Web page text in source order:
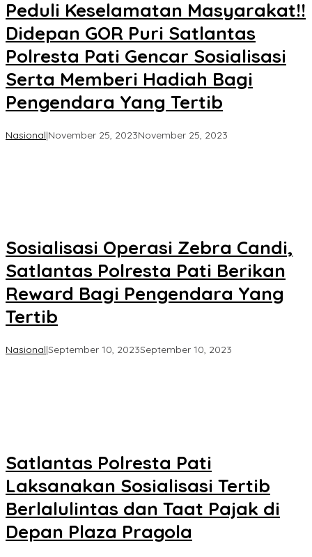
Peduli Keselamatan Masyarakat!!
Didepan GOR Puri Satlantas
Polresta Pati Gencar Sosialisasi
Serta Memberi Hadiah Bagi
Pengendara Yang Tertib
Nasional|November 25, 2023November 25, 2023
Sosialisasi Operasi Zebra Candi,
Satlantas Polresta Pati Berikan
Reward Bagi Pengendara Yang
Tertib
Nasional|September 10, 2023September 10, 2023
Satlantas Polresta Pati
Laksanakan Sosialisasi Tertib
Berlalulintas dan Taat Pajak di
Depan Plaza Pragola